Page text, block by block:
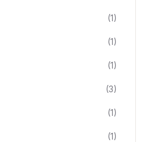
(1)
(1)
(1)
(3)
(1)
(1)